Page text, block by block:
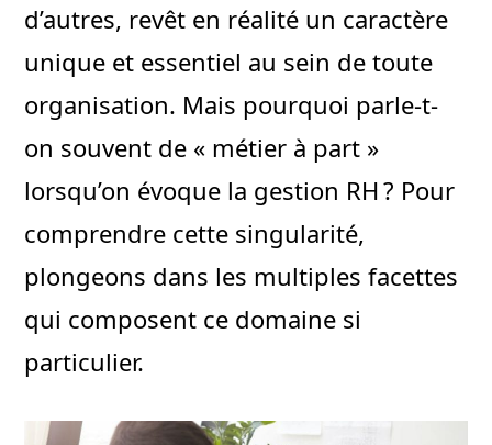
d’autres, revêt en réalité un caractère
unique et essentiel au sein de toute
organisation. Mais pourquoi parle-t-
on souvent de « métier à part »
lorsqu’on évoque la gestion RH ? Pour
comprendre cette singularité,
plongeons dans les multiples facettes
qui composent ce domaine si
particulier.